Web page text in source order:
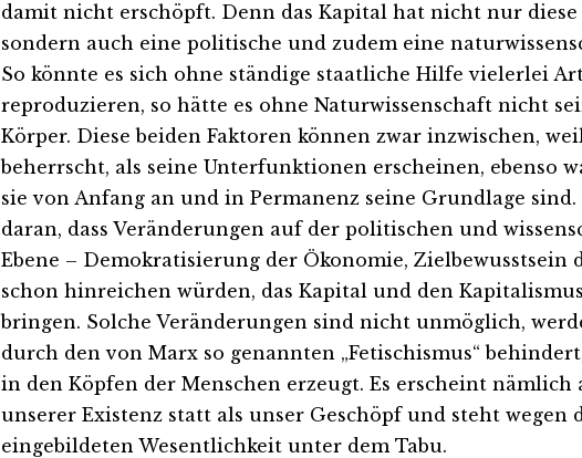
damit nicht erschöpft. Denn das Kapital hat nicht nur diese
sondern auch eine politische und zudem eine
So könnte es sich ohne ständige staatliche Hilfe vielerlei
reproduzieren, so hätte es ohne Naturwissenschaft nicht
Körper. Diese beiden Faktoren können zwar inzwischen,
beherrscht, als seine Unterfunktionen erscheinen, ebenso
sie von Anfang an und in Permanenz seine Grundlage sind.
daran, dass Veränderungen auf der politischen und
Ebene – Demokratisierung der Ökonomie, Zielbewusstsein
schon hinreichen würden, das Kapital und den
bringen. Solche Veränderungen sind nicht unmöglich,
durch den von Marx so genannten „Fetischismus“
in den Köpfen der Menschen erzeugt. Es erscheint nämlich
unserer Existenz statt als unser Geschöpf und steht wegen
eingebildeten Wesentlichkeit unter dem Tabu.